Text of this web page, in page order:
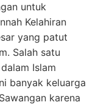
untuk
Kelahiran
yang patut
Salah satu
Islam
banyak keluarga
karena